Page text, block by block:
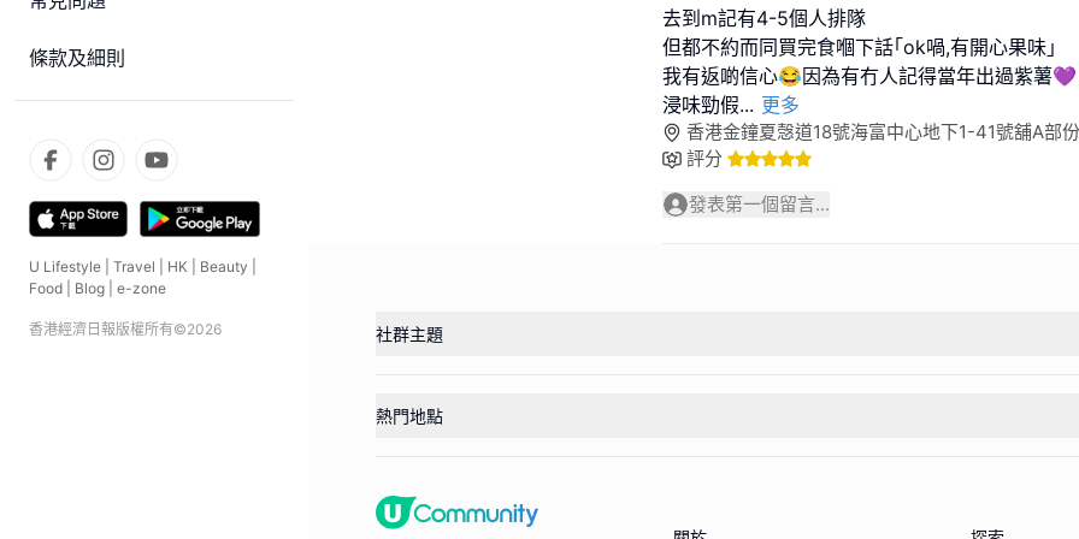
條款及細則
U Lifestyle Travel HK Beauty
Food
Blog e-zone
香港經濟日報版權所有©2026
去到m記有4-5個人排隊
但都不約而同買完食嗰下話｢ok喎,有開心果味｣
我有返啲信心😂因為有冇人記得當年出過紫薯💜
浸味勁假... 更多
香港金鐘夏愨道18號海富中心地下1-41號舖A部份
評分
發表第一個留言...
社群主題
熱門地點